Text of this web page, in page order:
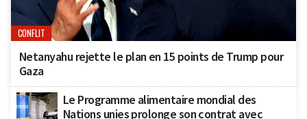
CONFLIT
Netanyahu rejette le plan en 15 points de Trump pour
Gaza
Le Programme alimentaire mondial des
Nations unies prolonge son contrat avec